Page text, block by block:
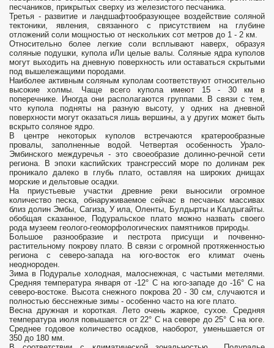
песчаников, прикрытых сверху из железистого пес­чаника.
Третья - развитие и ландшафтообразующее воздействие соляной
тектоники, явления, связанного с присутствием на глубине
отложений соли мощностью от нескольких сот метров до 1 - 2 км.
Относительно более легкие соли всплывают наверх, образуя
соляные подушки, купола иЛи целые валы. Соляные ядра куполов
могут выходить на дневную поверхность или оставаться скрытыми
под вышележащими породами.
Наиболее активным соляным куполам соответствуют относительно
высокие холмы. Чаще всего купола имеют 15 - 30 км в
поперечнике. Иногда они располагаются группами. В связи с тем,
что купола подняты на разную высоту, у одних на дневной
поверхности могут оказаться лишь вершины, а у других может быть
вскрыто соляное ядро.
В центре некоторых куполов встречаются кратерообразные
провалы, заполненные водой. Четвертая особенность Урало-
Эмбинского междуречья - это своеобразие долинно-речной сети
региона. В эпохи каспийских трансгрессий море по долинам рек
проникало далеко в глубь плато, оставляя на широких днищах
морские и дельтовые осадки.
На приустьевые участки древние реки выносили огромное
количество песка, обнаруживаемое сейчас в песчаных массивах
близ долин Эмбы, Сагиза, У ила, Оленты, Булдырты и Калдыгайты.
обобщая сказанное, Подуральское плато можно назвать своего
рода музеем геолого-геоморфологических памятников природы.
Большое разнообразие и пестрота присущи и почвенно-
растительному покрову плато. В связи с огромной протяженностью
региона с северо-запада на юго-восток его климат очень
неоднороден.
Зима в Подуралье холодная, малоснежная, с частыми метелями.
Средняя температура января от -12° С на юго-западе до -16° С на
северо-востоке. Высота снежного покрова 20 - 30 см, случаются и
полностью бесснежные зимы - особенно часто на юге плато.
Весна дружная и короткая. Лето очень жаркое, сухое. Средняя
температура июля повышается от 22° С на севере до 25° С на юге.
Среднее годовое количество осадков, наоборот, уменьшается от
350 до 180 мм.